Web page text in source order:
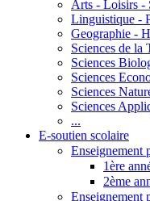
Arts - Loisirs -
Linguistique -
Geographie -
Sciences de la
Sciences
Sciences
Sciences
Sciences
...
E-soutien scolaire